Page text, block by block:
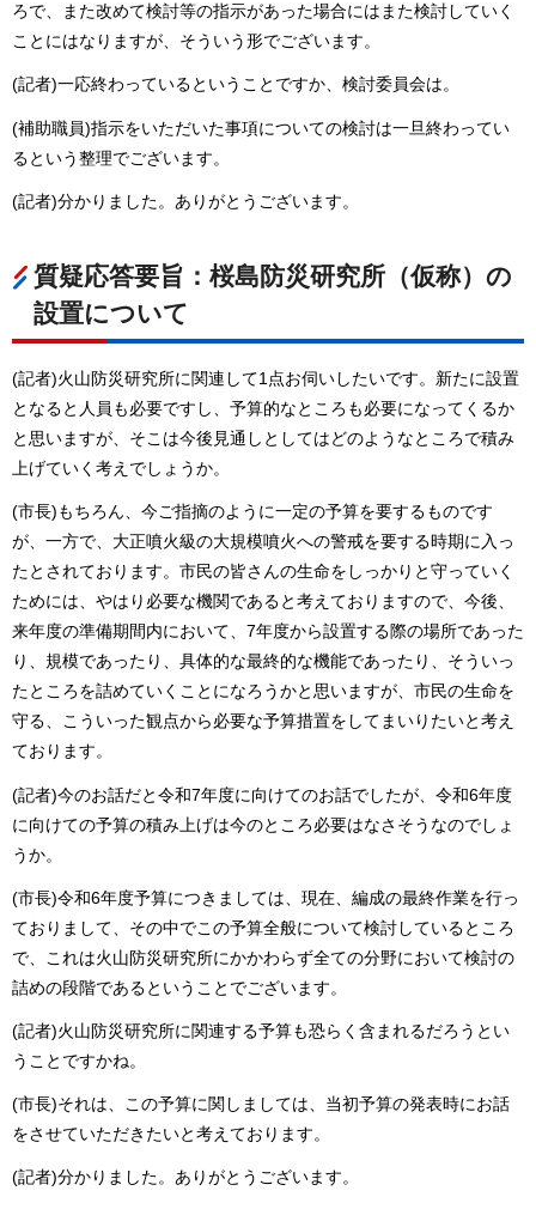
ろで、また改めて検討等の指示があった場合にはまた検討していく
ことにはなりますが、そういう形でございます。
(記者)一応終わっているということですか、検討委員会は。
(補助職員)指示をいただいた事項についての検討は一旦終わってい
るという整理でございます。
(記者)分かりました。ありがとうございます。
質疑応答要旨：桜島防災研究所（仮称）の
設置について
(記者)火山防災研究所に関連して1点お伺いしたいです。新たに設置
となると人員も必要ですし、予算的なところも必要になってくるか
と思いますが、そこは今後見通しとしてはどのようなところで積み
上げていく考えでしょうか。
(市長)もちろん、今ご指摘のように一定の予算を要するものです
が、一方で、大正噴火級の大規模噴火への警戒を要する時期に入っ
たとされております。市民の皆さんの生命をしっかりと守っていく
ためには、やはり必要な機関であると考えておりますので、今後、
来年度の準備期間内において、7年度から設置する際の場所であった
り、規模であったり、具体的な最終的な機能であったり、そういっ
たところを詰めていくことになろうかと思いますが、市民の生命を
守る、こういった観点から必要な予算措置をしてまいりたいと考え
ております。
(記者)今のお話だと令和7年度に向けてのお話でしたが、令和6年度
に向けての予算の積み上げは今のところ必要はなさそうなのでしょ
うか。
(市長)令和6年度予算につきましては、現在、編成の最終作業を行っ
ておりまして、その中でこの予算全般について検討しているところ
で、これは火山防災研究所にかかわらず全ての分野において検討の
詰めの段階であるということでございます。
(記者)火山防災研究所に関連する予算も恐らく含まれるだろうとい
うことですかね。
(市長)それは、この予算に関しましては、当初予算の発表時にお話
をさせていただきたいと考えております。
(記者)分かりました。ありがとうございます。